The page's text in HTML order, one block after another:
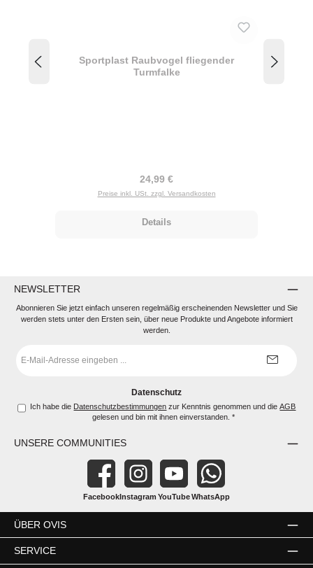
Sportplast Raubvogel fliegender
Turmfalke
Regulärer Preis:
24,99 €
Preise inkl. USt. zzgl. Versandkosten
Details
NEWSLETTER
Abonnieren Sie jetzt einfach unseren regelmäßig erscheinenden Newsletter und Sie
werden stets unter den Ersten sein, über neue Produkte und Angebote informiert
werden.
Mail-
Datenschutz
Ich habe die Datenschutzbestimmungen zur Kenntnis genommen und dieAGB
gelesen und bin mit ihnen einverstanden. *
UNSERE COMMUNITIES
FacebookInstagram YouTubeWhatsApp
ÜBER OVIS
SERVICE